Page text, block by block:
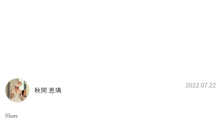
秋間 恵璃
2022.07.22
Share